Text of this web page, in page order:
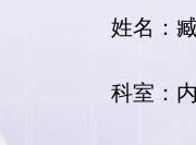
姓名：
科室：